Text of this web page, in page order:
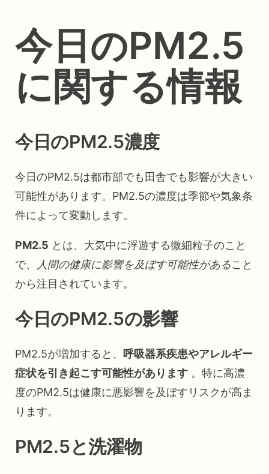
今日のPM2.5
に関する情報
今日のPM2.5濃度
今日のPM2.5は都市部でも田舎でも影響が大きい
可能性があります。PM2.5の濃度は季節や気象条
件によって変動します。
PM2.5 とは、大気中に浮遊する微細粒子のこと
で、
人間の健康に影響を及ぼす可能性があること
から注目されています。
今日のPM2.5の影響
PM2.5が増加すると、 呼吸器系疾患やアレルギー
症状を引き起こす可能性があります 。特に高濃
度のPM2.5は健康に悪影響を及ぼすリスクが高ま
ります。
PM2.5と洗濯物